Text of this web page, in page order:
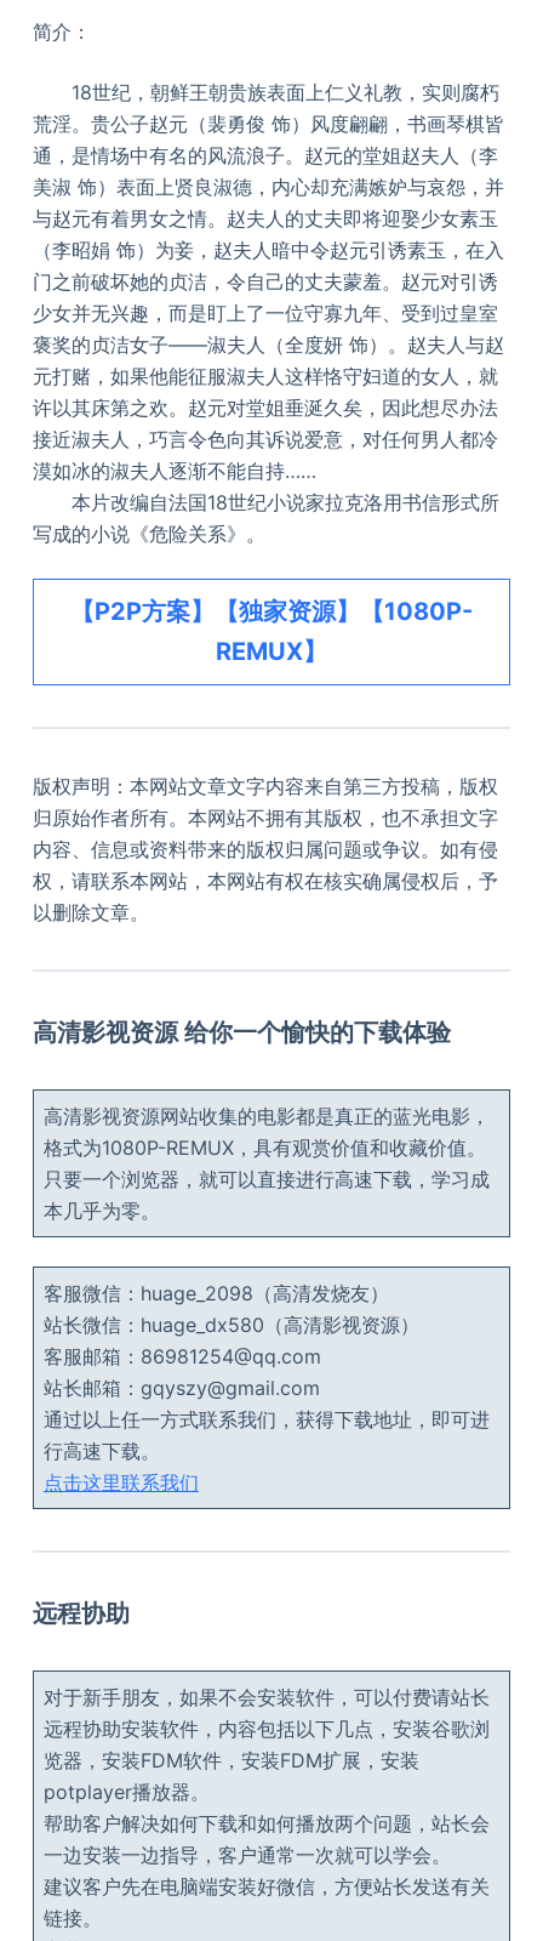
简介：
18世纪，朝鲜王朝贵族表面上仁义礼教，实则腐朽
荒淫。贵公子赵元（裴勇俊 饰）风度翩翩，书画琴棋皆
通，是情场中有名的风流浪子。赵元的堂姐赵夫人（李
美淑 饰）表面上贤良淑德，内心却充满嫉妒与哀怨，并
与赵元有着男女之情。赵夫人的丈夫即将迎娶少女素玉
（李昭娟 饰）为妾，赵夫人暗中令赵元引诱素玉，在入
门之前破坏她的贞洁，令自己的丈夫蒙羞。赵元对引诱
少女并无兴趣，而是盯上了一位守寡九年、受到过皇室
褒奖的贞洁女子——淑夫人（全度妍 饰）。赵夫人与赵
元打赌，如果他能征服淑夫人这样恪守妇道的女人，就
许以其床第之欢。赵元对堂姐垂涎久矣，因此想尽办法
接近淑夫人，巧言令色向其诉说爱意，对任何男人都冷
漠如冰的淑夫人逐渐不能自持……
本片改编自法国18世纪小说家拉克洛用书信形式所
写成的小说《危险关系》。
【P2P方案】【独家资源】【1080P-
REMUX】
版权声明：本网站文章文字内容来自第三方投稿，版权
归原始作者所有。本网站不拥有其版权，也不承担文字
内容、信息或资料带来的版权归属问题或争议。如有侵
权，请联系本网站，本网站有权在核实确属侵权后，予
以删除文章。
高清影视资源 给你一个愉快的下载体验
高清影视资源网站收集的电影都是真正的蓝光电影，
格式为1080P-REMUX，具有观赏价值和收藏价值。
只要一个浏览器，就可以直接进行高速下载，学习成
本几乎为零。
客服微信：huage_2098（高清发烧友）
站长微信：huage_dx580（高清影视资源）
客服邮箱：86981254@qq.com
站长邮箱：gqyszy@gmail.com
通过以上任一方式联系我们，获得下载地址，即可进
行高速下载。
点击这里联系我们
远程协助
对于新手朋友，如果不会安装软件，可以付费请站长
远程协助安装软件，内容包括以下几点，安装谷歌浏
览器，安装FDM软件，安装FDM扩展，安装
potplayer播放器。
帮助客户解决如何下载和如何播放两个问题，站长会
一边安装一边指导，客户通常一次就可以学会。
建议客户先在电脑端安装好微信，方便站长发送有关
链接。